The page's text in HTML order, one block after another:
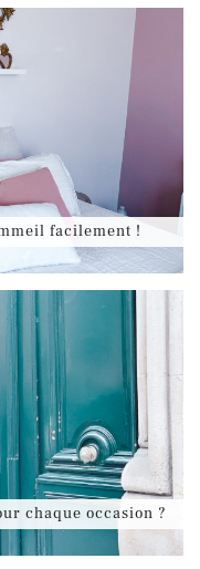
facilement !
chaque occasion ?